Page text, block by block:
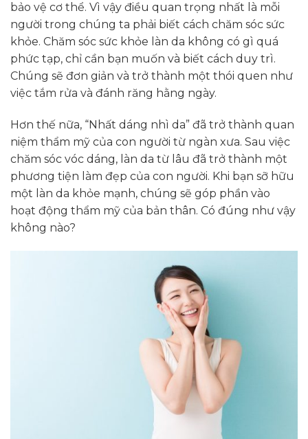
bảo vệ cơ thể. Vì vậy điều quan trọng nhất là mỗi
người trong chúng ta phải biết cách chăm sóc sức
khỏe. Chăm sóc sức khỏe làn da không có gì quá
phức tạp, chỉ cần bạn muốn và biết cách duy trì.
Chúng sẽ đơn giản và trở thành một thói quen như
việc tắm rửa và đánh răng hằng ngày.
Hơn thế nữa, “Nhất dáng nhì da” đã trở thành quan
niệm thẩm mỹ của con người từ ngàn xưa. Sau việc
chăm sóc vóc dáng, làn da từ lâu đã trở thành một
phương tiện làm đẹp của con người. Khi bạn sỡ hữu
một làn da khỏe mạnh, chúng sẽ góp phần vào
hoạt động thẩm mỹ của bản thân. Có đúng như vậy
không nào?